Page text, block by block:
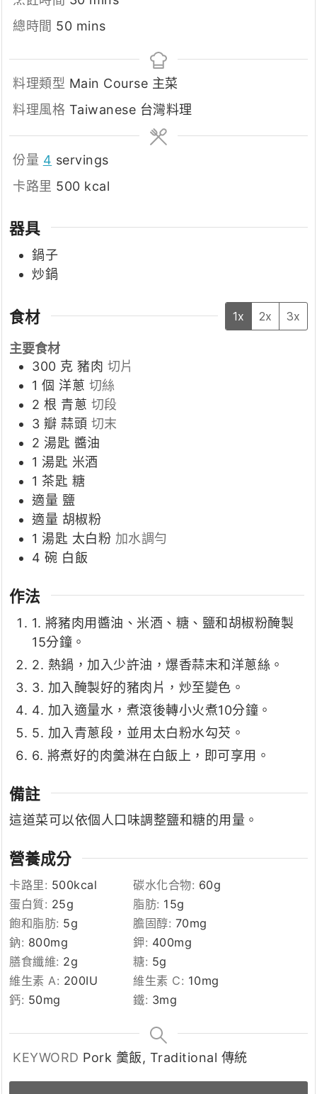
總時間 50minutes
mins
料理類型 Main Course 主菜
料理風格 Taiwanese 台灣料理
份量 4 servings
卡路里 500 kcal
器具
鍋子
炒鍋
食材 1x 2x 3x
主要食材
300 克 豬肉 切片
1 個 洋蔥 切絲
2 根 青蔥 切段
3 瓣 蒜頭 切末
2 湯匙 醬油
1 湯匙 米酒
1 茶匙 糖
適量 鹽
適量 胡椒粉
1 湯匙 太白粉 加水調勻
4 碗 白飯
作法
1. 將豬肉用醬油、米酒、糖、鹽和胡椒粉醃製
15分鐘。
2. 熱鍋，加入少許油，爆香蒜末和洋蔥絲。
3. 加入醃製好的豬肉片，炒至變色。
4. 加入適量水，煮滾後轉小火煮10分鐘。
5. 加入青蔥段，並用太白粉水勾芡。
6. 將煮好的肉羹淋在白飯上，即可享用。
備註
這道菜可以依個人口味調整鹽和糖的用量。
營養成分
卡路里: 500kcal 碳水化合物: 60g
蛋白質: 25g 脂肪: 15g
飽和脂肪: 5g 膽固醇: 70mg
鈉: 800mg 鉀: 400mg
膳食纖維: 2g 糖: 5g
維生素 A: 200IU 維生素 C: 10mg
鈣: 50mg 鐵: 3mg
KEYWORD Pork 羹飯, Traditional 傳統